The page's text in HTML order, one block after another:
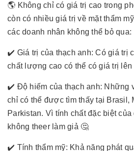
🌎 Không chỉ có giá trị cao trong
còn có nhiều giá trị về mặt thẩm
các doanh nhân không thể bỏ qua:
✔️ Giá trị của thạch anh: Có giá trị
chất lượng cao có thể có giá trị
✔️ Độ hiếm của thạch anh: Những
chỉ có thể được tìm thấy tại Brasil,
Parkistan. Vì tính chất đặc biệt
không theer làm giả 🤔
✔️ Tính thẩm mỹ: Khả năng phát